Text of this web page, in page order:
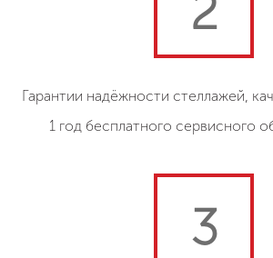
Гарантии надёжности стеллажей,
1 год бесплатного сервисного
3